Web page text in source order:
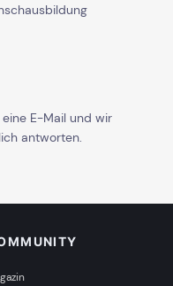
E-Mail und wir
antworten.